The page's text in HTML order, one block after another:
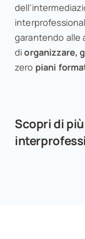
garantendo alle
diorganizzare,
zero piani
Scopri di